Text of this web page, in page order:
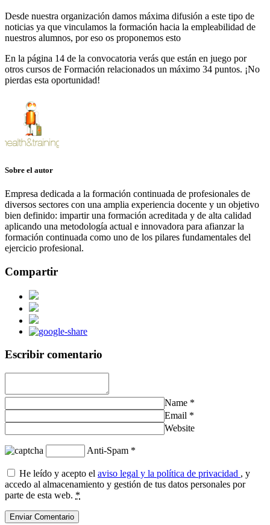
Desde nuestra organización damos máxima difusión a este tipo de
noticias ya que vinculamos la formación hacia la empleabilidad de
nuestros alumnos, por eso os proponemos esto
En la página 14 de la convocatoria verás que están en juego por
otros cursos de Formación relacionados un máximo 34 puntos. ¡No
pierdas esta oportunidad!
Sobre el autor
Empresa dedicada a la formación continuada de profesionales de
diversos sectores con una amplia experiencia docente y un objetivo
bien definido: impartir una formación acreditada y de alta calidad
aplicando una metodología actual e innovadora para afianzar la
formación continuada como uno de los pilares fundamentales del
ejercicio profesional.
Compartir
Escribir comentario
Name *
Email *
Website
Anti-Spam *
He leído y acepto el aviso legal y la política de privacidad , y
accedo al almacenamiento y gestión de tus datos personales por
parte de esta web. *